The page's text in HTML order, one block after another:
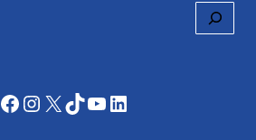
Facebook
Instagram
X TikTok
YouTube
LinkedIn